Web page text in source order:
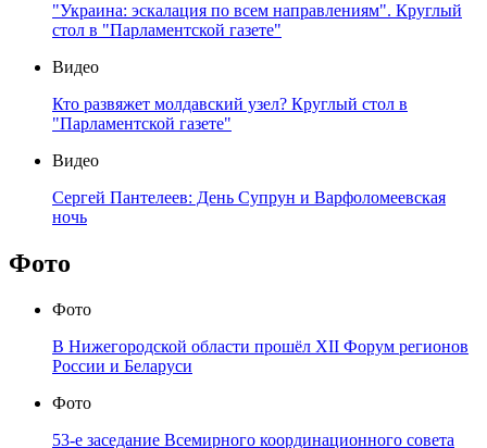
"Украина: эскалация по всем направлениям". Круглый
стол в "Парламентской газете"
Видео
Кто развяжет молдавский узел? Круглый стол в
"Парламентской газете"
Видео
Сергей Пантелеев: День Супрун и Варфоломеевская
ночь
Фото
Фото
В Нижегородской области прошёл XII Форум регионов
России и Беларуси
Фото
53-е заседание Всемирного координационного совета